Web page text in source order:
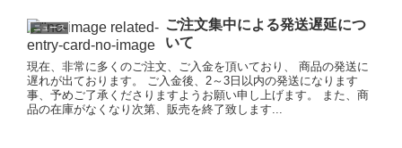
ニュース
ご注文集中による発送遅延につ
いて
現在、非常に多くのご注文、ご入金を頂いており、 商品の発送に
遅れが出ております。 ご入金後、2～3日以内の発送になります
事、予めご了承くださりますようお願い申し上げます。 また、商
品の在庫がなくなり次第、販売を終了致します...